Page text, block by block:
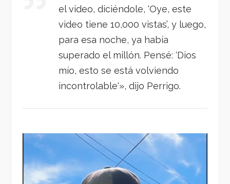
el video, diciéndole, ‘Oye, este
video tiene 10,000 vistas’, y luego,
para esa noche, ya había
superado el millón. Pensé: ‘Dios
mío, esto se está volviendo
incontrolable'», dijo Perrigo.
Reproductor
vídeo